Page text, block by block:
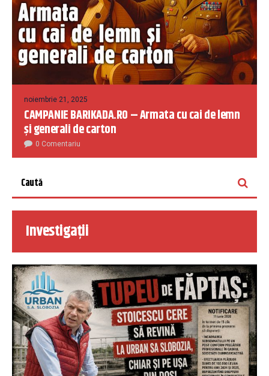
noiembrie 21, 2025
CAMPANIE BARIKADA.RO – Armata cu cai de lemn
și generali de carton
0 Comentariu
Investigații